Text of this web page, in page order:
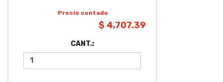
Precio contado
$ 4,707.39
CANT.: